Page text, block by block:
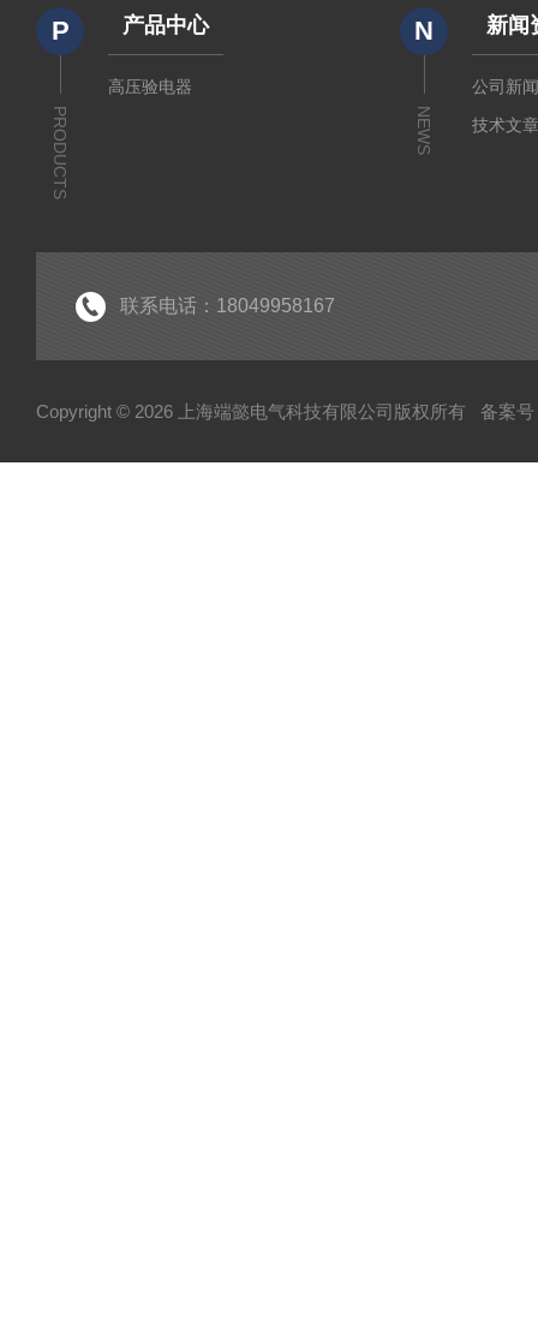
P
PRODUCTS
产品中心
高压验电器
N
NEWS
新闻
公司新
技术文
联系电话：18049958167
Copyright © 2026 上海端懿电气科技有限公司版权所有 备案号